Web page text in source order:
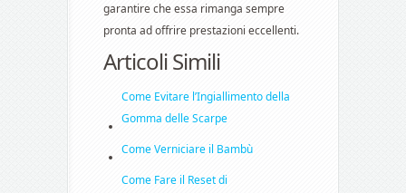
garantire che essa rimanga sempre
pronta ad offrire prestazioni eccellenti.
Articoli Simili
Come Evitare l’Ingiallimento della
Gomma delle Scarpe
Come Verniciare il Bambù
Come Fare il Reset di